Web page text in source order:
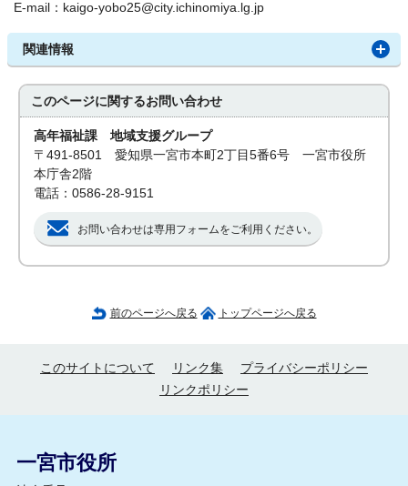
E-mail：kaigo-yobo25@city.ichinomiya.lg.jp
関連情報
このページに関するお問い合わせ
高年福祉課 地域支援グループ
〒491-8501 愛知県一宮市本町2丁目5番6号 一宮市役所
本庁舎2階
電話：0586-28-9151
お問い合わせは専用フォームをご利用ください。
前のページへ戻る トップページへ戻る
このサイトについて リンク集
プライバシーポリシー
リンクポリシー
一宮市役所